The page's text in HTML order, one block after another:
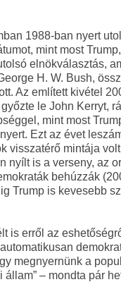
1988-ban nyert
mint most
elnökválasztás,
H. W. Bush,
Az említett kivétel
le John Kerryt,
mint most
Ezt az évet
visszatérő mintája
nyílt is a verseny, az
behúzzák
Trump is kevesebb
is erről az
megnyernünk a
állam” – mondta pár